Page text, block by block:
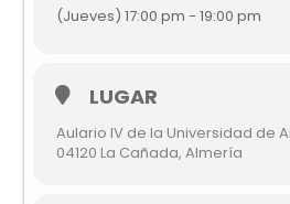
(Jueves) 17:00 pm - 19:00 pm
LUGAR
Aulario IV de la Universidad de
04120 La Cañada, Almería